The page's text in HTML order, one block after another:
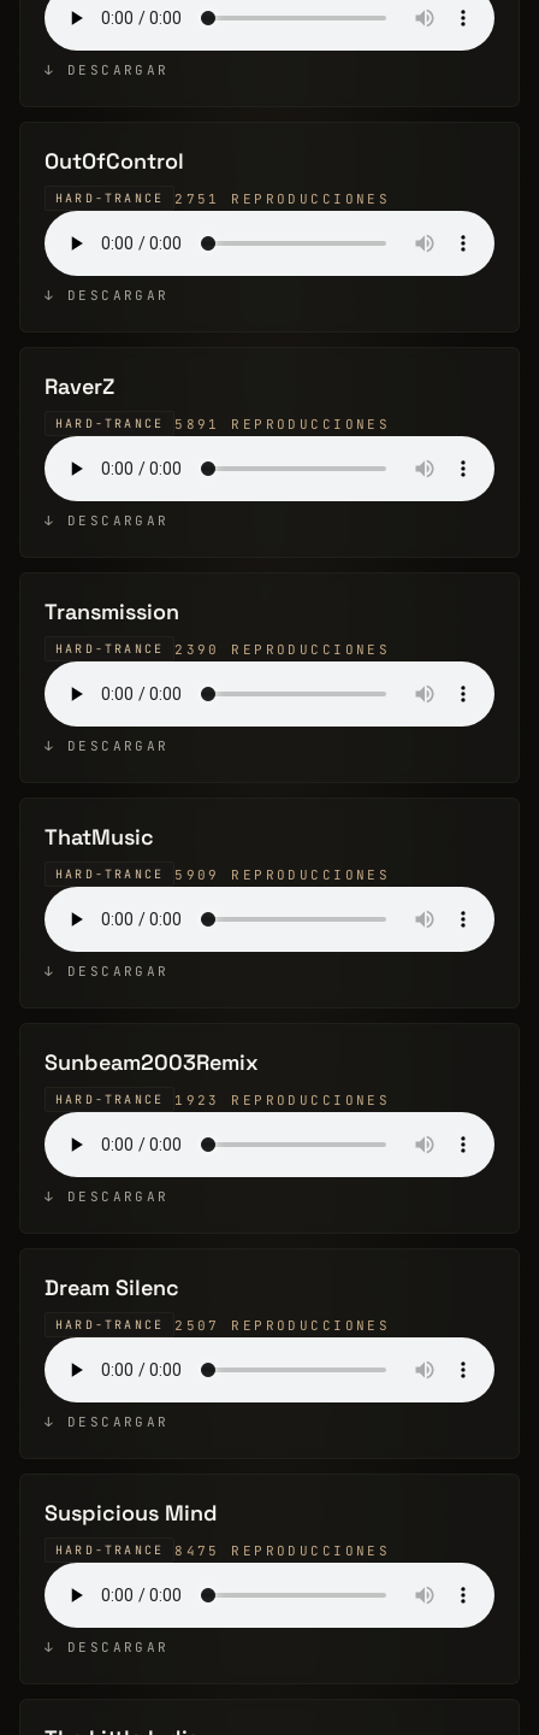
↓ DESCARGAR
OutOfControl
HARD-TRANCE 2751 REPRODUCCIONES
↓ DESCARGAR
RaverZ
HARD-TRANCE 5891 REPRODUCCIONES
↓ DESCARGAR
Transmission
HARD-TRANCE 2390 REPRODUCCIONES
↓ DESCARGAR
ThatMusic
HARD-TRANCE 5909 REPRODUCCIONES
↓ DESCARGAR
Sunbeam2003Remix
HARD-TRANCE 1923 REPRODUCCIONES
↓ DESCARGAR
Dream Silenc
HARD-TRANCE 2507 REPRODUCCIONES
↓ DESCARGAR
Suspicious Mind
HARD-TRANCE 8475 REPRODUCCIONES
↓ DESCARGAR